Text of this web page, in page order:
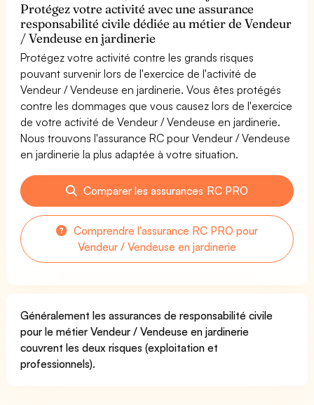
Protégez votre activité avec une assurance
responsabilité civile dédiée au métier de Vendeur
/ Vendeuse en jardinerie
Protégez votre activité contre les grands risques
pouvant survenir lors de l'exercice de l'activité de
Vendeur / Vendeuse en jardinerie. Vous êtes protégés
contre les dommages que vous causez lors de l'exercice
de votre activité de Vendeur / Vendeuse en jardinerie.
Nous trouvons l'assurance RC pour Vendeur / Vendeuse
en jardinerie la plus adaptée à votre situation.
Comparer les assurances RC PRO
Comprendre l'assurance RC PRO pour
Vendeur / Vendeuse en jardinerie
Généralement les assurances de responsabilité civile
pour le métier Vendeur / Vendeuse en jardinerie
couvrent les deux risques (exploitation et
professionnels).